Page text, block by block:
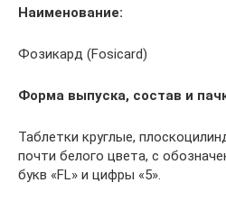
Наименование:
Фозикард (Fosicard)
Форма выпуска, состав и
Таблетки круглые,
почти белого цвета, с
букв «FL» и цифры «5».